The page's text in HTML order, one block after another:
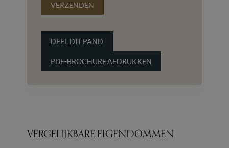
VERZENDEN
DEEL DIT PAND
PDF-BROCHURE AFDRUKKEN
VERGELIJKBARE EIGENDOMMEN